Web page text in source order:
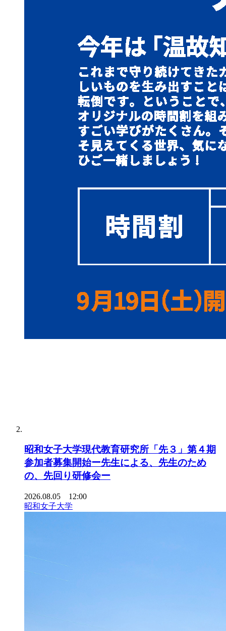
昭和女子大学現代教育研究所「先３」第４期
参加者募集開始ー先生による、先生のため
の、先回り研修会ー
2026.08.05 12:00
昭和女子大学